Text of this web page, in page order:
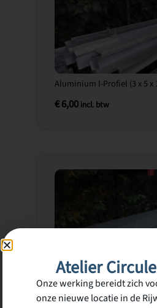
Aluminium I-Profiel (3 x 5 x
€6,00 incl. btw
Gegalvaniseerd Staal
€8,00 incl. btw
Atelier
Onze werking bereidt zich
onze nieuwe locatie in de